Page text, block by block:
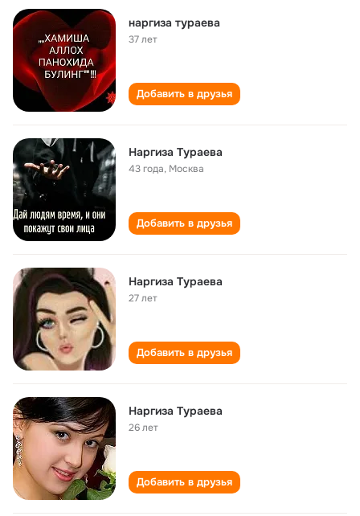
наргиза тураева
37 лет
Добавить в друзья
Наргиза Тураева
43 года, Москва
Добавить в друзья
Наргиза Тураева
27 лет
Добавить в друзья
Наргиза Тураева
26 лет
Добавить в друзья